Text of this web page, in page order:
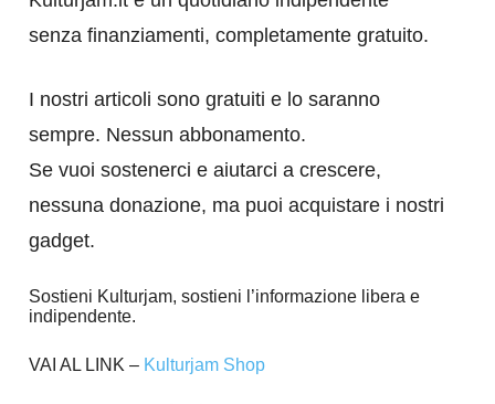
senza finanziamenti, completamente gratuito.
I nostri articoli sono gratuiti e lo saranno
sempre. Nessun abbonamento.
Se vuoi sostenerci e aiutarci a crescere,
nessuna donazione, ma puoi acquistare i nostri
gadget.
Sostieni Kulturjam, sostieni l’informazione libera e
indipendente.
VAI AL LINK – Kulturjam Shop